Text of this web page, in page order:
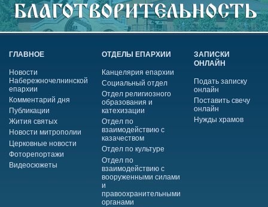
ГЛАВНОЕ
Новости
Набережночелнинской
епархии
Комментарий дня
Публикации
Жития святых
Новости митрополии
Церковные новости
Фоторепортажи
Видеосюжеты
ОТДЕЛЫ ЕПАРХИИ
Канцелярия епархии
Социальный отдел
Отдел религиозного
образования и
катехизации
Отдел по
взаимодействию с
казачеством
Отдел по культуре
Отдел по
взаимодействию с
вооруженными силами
и
правоохранительными
органами
ЗАПИСКИ
ОНЛАЙН
Подать записку
онлайн
Поставить свечу
онлайн
Нужды храмов